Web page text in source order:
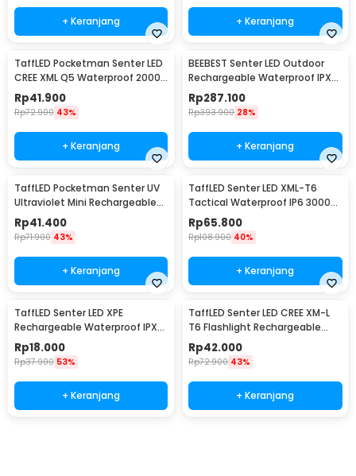
+ Keranjang + Keranjang
TaffLED Pocketman Senter LED
CREE XML Q5 Waterproof 2000
Lumens - P1
Rp41.900
Rp72.900 43%
+ Keranjang
BEEBEST Senter LED Outdoor
Rechargeable Waterproof IPX6
1000 Lumens - FZ101
Rp287.100
Rp393.900 28%
+ Keranjang
TaffLED Pocketman Senter UV
Ultraviolet Mini Rechargeable
395nm - P1UV
Rp41.400
Rp71.900 43%
+ Keranjang
TaffLED Senter LED XML-T6
Tactical Waterproof IP6 3000
Lumens - E97
Rp65.800
Rp108.900 40%
+ Keranjang
TaffLED Senter LED XPE
Rechargeable Waterproof IPX4
200 Lumens - 3187
Rp18.000
Rp37.900 53%
+ Keranjang
TaffLED Senter LED CREE XM-L
T6 Flashlight Rechargeable
500 Lumens - CH1463
Rp42.000
Rp72.900 43%
+ Keranjang